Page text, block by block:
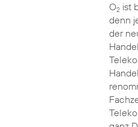
O2ist
denn
der